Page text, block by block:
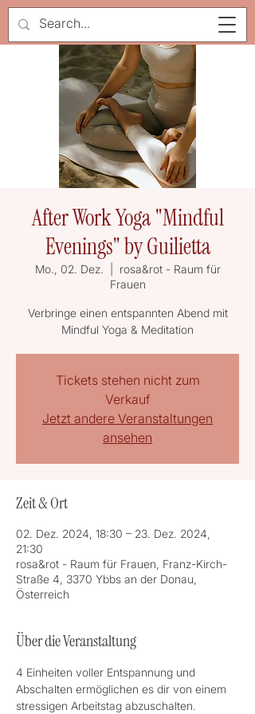
After Work Yoga "Mindful
Evenings" by Guilietta
Mo., 02. Dez.
rosa&rot - Raum für
Frauen
Verbringe einen entspannten Abend mit
Mindful Yoga & Meditation
Tickets stehen nicht zum
Verkauf
Jetzt andere Veranstaltungen
ansehen
Zeit & Ort
02. Dez. 2024, 18:30 – 23. Dez. 2024,
21:30
rosa&rot - Raum für Frauen, Franz-Kirch-
Straße 4, 3370 Ybbs an der Donau,
Österreich
Über die Veranstaltung
4 Einheiten voller Entspannung und
Abschalten ermöglichen es dir von einem
stressigen Arbeitstag abzuschalten.